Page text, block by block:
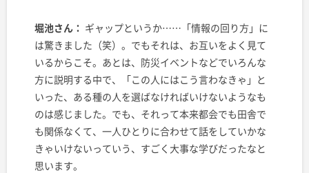
堀池さん： ギャップというか……「情報の回り方」に
は驚きました（笑）。でもそれは、お互いをよく見て
いるからこそ。あとは、防災イベントなどでいろんな
方に説明する中で、「この人にはこう言わなきゃ」と
いった、ある種の人を選ばなければいけないようなも
のは感じました。でも、それって本来都会でも田舎で
も関係なくて、一人ひとりに合わせて話をしていかな
きゃいけないっていう、すごく大事な学びだったなと
思います。